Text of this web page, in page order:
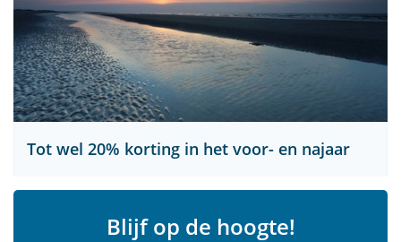
Tot wel 20% korting in het voor- en najaar
Blijf op de hoogte!